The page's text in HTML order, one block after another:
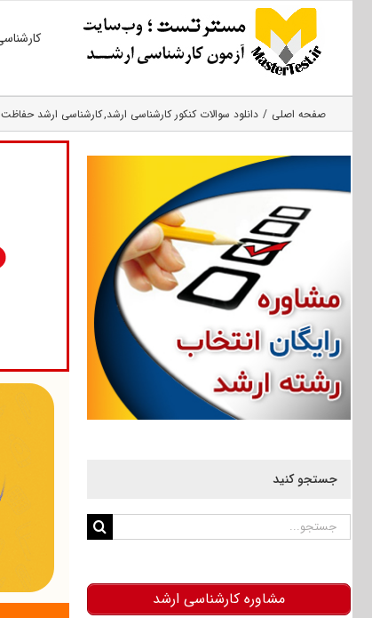
صفحه اصلی دانلود سوالات کنکور کارشناسی ارشد کارشناسی ارشد
جستجو کنید
جستجو
مشاوره کارشناسی ارشد